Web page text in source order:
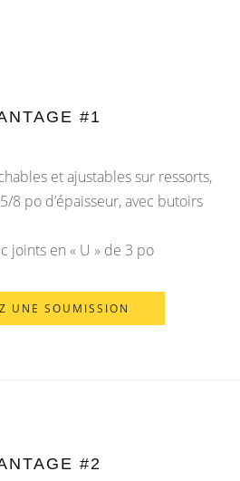
#1
et ajustables sur ressorts,
8 po d’épaisseur, avec butoirs
joints en « U » de 3 po
UNE SOUMISSION
#2